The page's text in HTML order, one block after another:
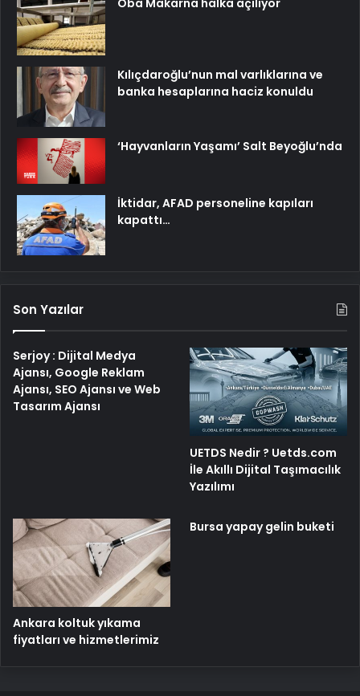
Oba Makarna halka açılıyor
Kılıçdaroğlu’nun mal varlıklarına ve
banka hesaplarına haciz konuldu
‘Hayvanların Yaşamı’ Salt Beyoğlu’nda
İktidar, AFAD personeline kapıları
kapattı…
Son Yazılar
Serjoy : Dijital Medya
Ajansı, Google Reklam
Ajansı, SEO Ajansı ve Web
Tasarım Ajansı
UETDS Nedir ? Uetds.com
İle Akıllı Dijital Taşımacılık
Yazılımı
Ankara koltuk yıkama
fiyatları ve hizmetlerimiz
Bursa yapay gelin buketi